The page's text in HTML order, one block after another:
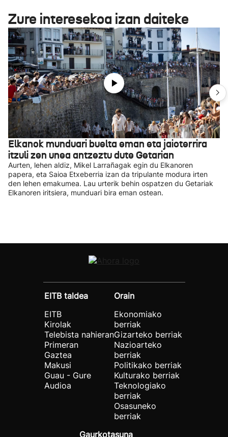
Zure interesekoa izan daiteke
Elkanok munduari buelta eman eta jaioterrira
itzuli zen unea antzeztu dute Getarian
Aurten, lehen aldiz, Mikel Larrañagak egin du Elkanoren
papera, eta Saioa Etxeberria izan da tripulante modura irten
den lehen emakumea. Lau urterik behin ospatzen du Getariak
Elkanoren iritsiera, munduari bira eman ostean.
EITB taldea
EITB
Kirolak
Telebista nahieran
Primeran
Gaztea
Makusi
Guau - Gure
Audioa
Orain
Ekonomiako
berriak
Gizarteko berriak
Nazioarteko
berriak
Politikako berriak
Kulturako berriak
Teknologiako
berriak
Osasuneko
berriak
Gaurkotasuna